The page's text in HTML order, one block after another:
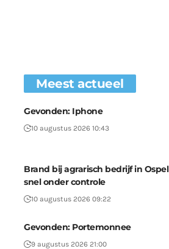
Meest actueel
Gevonden: Iphone
10 augustus 2026 10:43
Brand bij agrarisch bedrijf in Ospel
snel onder controle
10 augustus 2026 09:22
Gevonden: Portemonnee
9 augustus 2026 21:00